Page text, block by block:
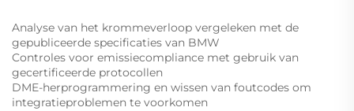
Analyse van het krommeverloop vergeleken met de
gepubliceerde specificaties van BMW
Controles voor emissiecompliance met gebruik van
gecertificeerde protocollen
DME-herprogrammering en wissen van foutcodes om
integratieproblemen te voorkomen